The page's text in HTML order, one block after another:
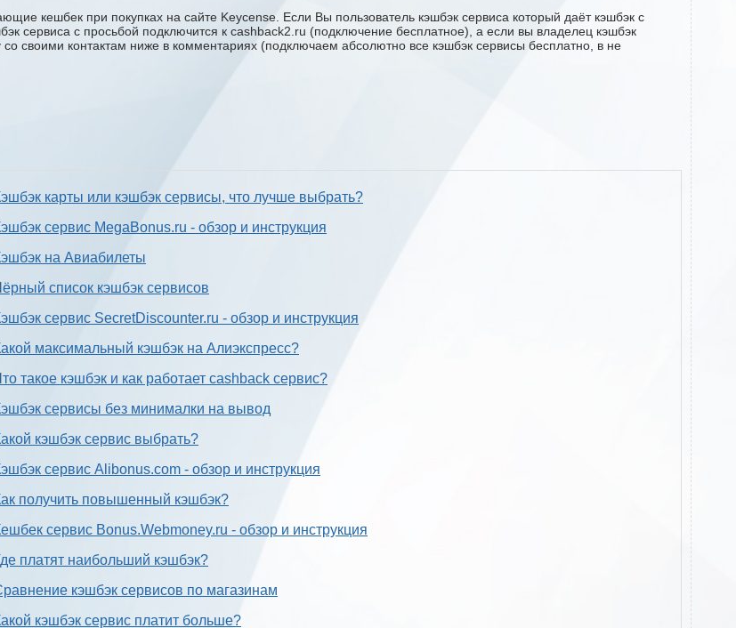
кешбек при покупках на сайте Keycense. Если Вы пользователь кэшбэк сервиса который даёт кэшбэк с
сервиса с проcьбой подключится к cashback2.ru (подключение бесплатное), а если вы владелец кэшбэк
со своими контактам ниже в комментариях (подключаем абсолютно все кэшбэк сервисы бесплатно, в не
карты или кэшбэк сервисы, что лучше выбрать?
сервис MegaBonus.ru - обзор и инструкция
на Авиабилеты
список кэшбэк сервисов
сервис SecretDiscounter.ru - обзор и инструкция
максимальный кэшбэк на Алиэкспресс?
такое кэшбэк и как работает cashback сервис?
сервисы без минималки на вывод
кэшбэк сервис выбрать?
сервис Alibonus.com - обзор и инструкция
получить повышенный кэшбэк?
сервис Bonus.Webmoney.ru - обзор и инструкция
платят наибольший кэшбэк?
кэшбэк сервисов по магазинам
кэшбэк сервис платит больше?